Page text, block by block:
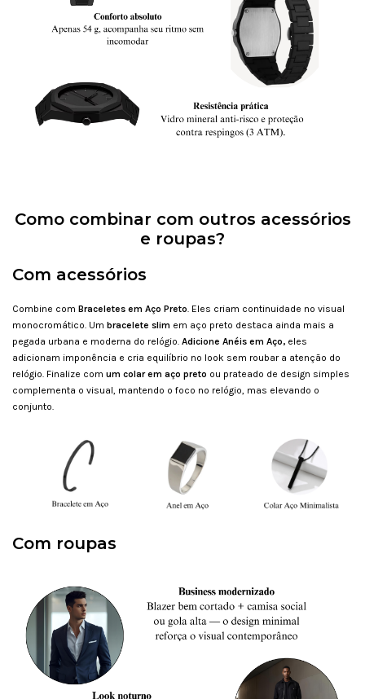
Como combinar com outros acessórios
e roupas?
Com acessórios
Combine com Braceletes em Aço Preto. Eles criam continuidade no visual
monocromático. Um bracelete slim em aço preto destaca ainda mais a
pegada urbana e moderna do relógio. Adicione Anéis em Aço, eles
adicionam imponência e cria equilíbrio no look sem roubar a atenção do
relógio. Finalize com um colar em aço preto ou prateado de design simples
complementa o visual, mantendo o foco no relógio, mas elevando o
conjunto.
Com roupas